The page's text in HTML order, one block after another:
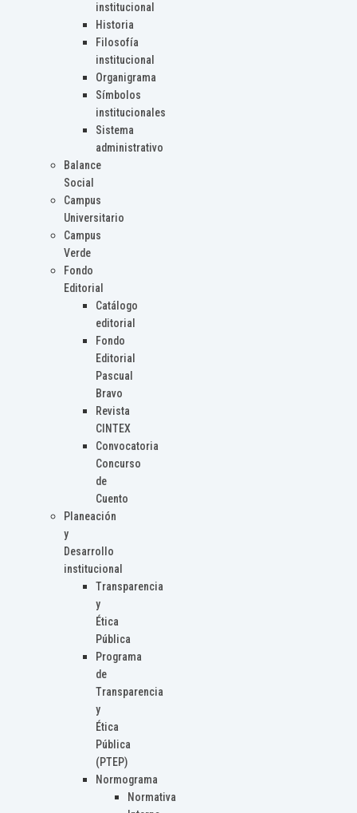
institucional
Historia
Filosofía
institucional
Organigrama
Símbolos
institucionales
Sistema
administrativo
Balance
Social
Campus
Universitario
Campus
Verde
Fondo
Editorial
Catálogo
editorial
Fondo
Editorial
Pascual
Bravo
Revista
CINTEX
Convocatoria
Concurso
de
Cuento
Planeación
y
Desarrollo
institucional
Transparencia
y
Ética
Pública
Programa
de
Transparencia
y
Ética
Pública
(PTEP)
Normograma
Normativa